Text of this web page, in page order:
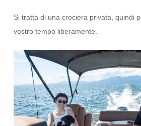
Si tratta di una crociera privata, quindi
vostro tempo liberamente.